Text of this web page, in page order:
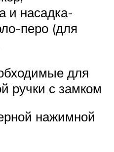
и насадка-
перо (для
для
ручки с замком
нажимной